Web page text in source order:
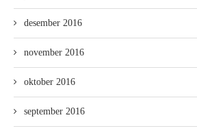
desember 2016
november 2016
oktober 2016
september 2016